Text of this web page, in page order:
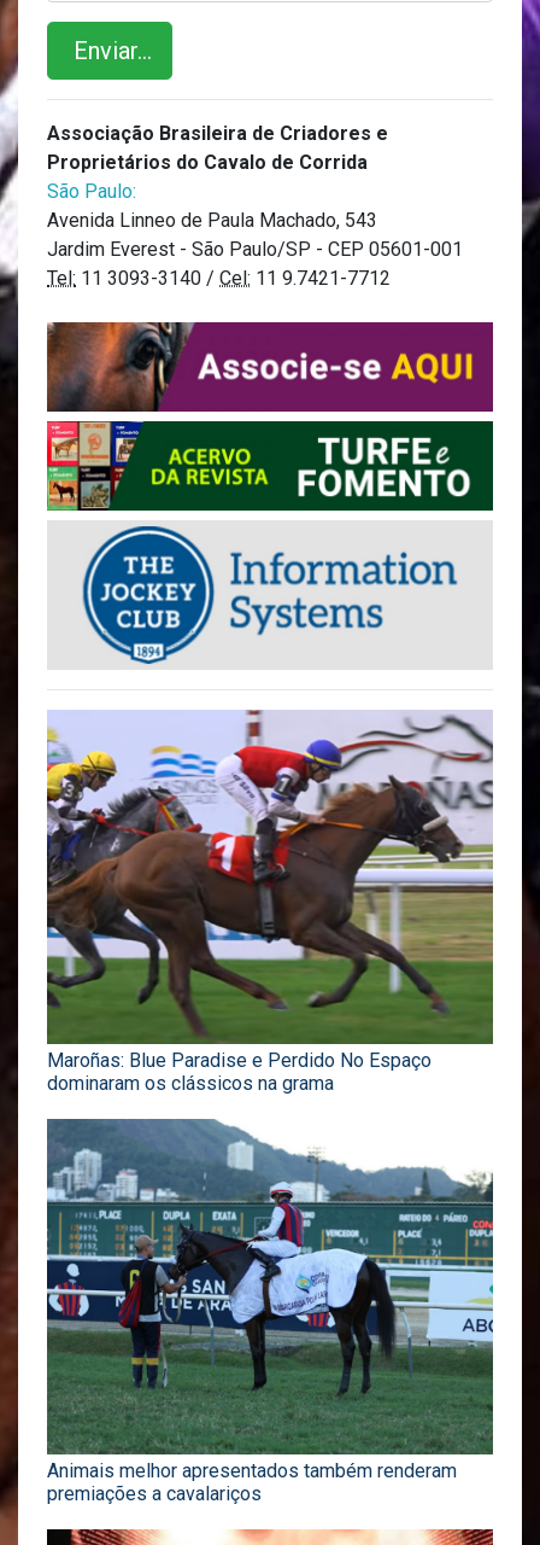
Enviar...
Associação Brasileira de Criadores e
Proprietários do Cavalo de Corrida
São Paulo:
Avenida Linneo de Paula Machado, 543
Jardim Everest - São Paulo/SP - CEP 05601-001
Tel: 11 3093-3140 / Cel: 11 9.7421-7712
Maroñas: Blue Paradise e Perdido No Espaço
dominaram os clássicos na grama
Animais melhor apresentados também renderam
premiações a cavalariços